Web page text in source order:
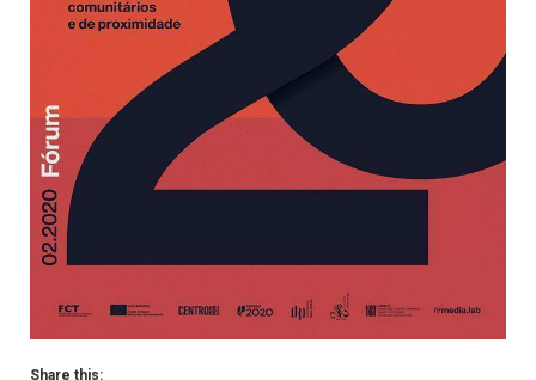
Share this: